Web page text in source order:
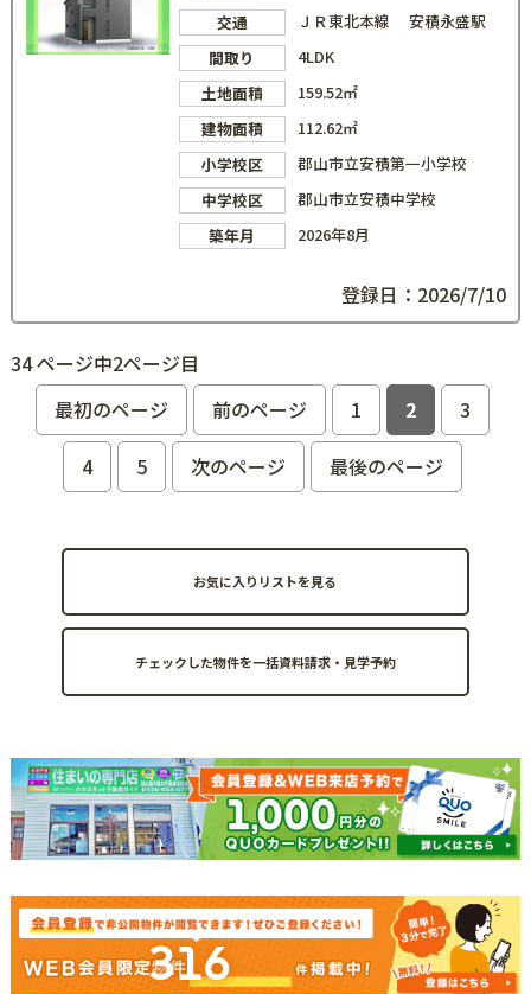
交通
ＪＲ東北本線 安積永盛駅
間取り
4LDK
土地面積
159.52㎡
建物面積
112.62㎡
小学校区
郡山市立安積第一小学校
中学校区
郡山市立安積中学校
築年月
2026年8月
登録日：2026/7/10
34 ページ中2ページ目
最初のページ
前のページ 1 2
3
4
5 次のページ 最後のページ
お気に入りリストを見る
316